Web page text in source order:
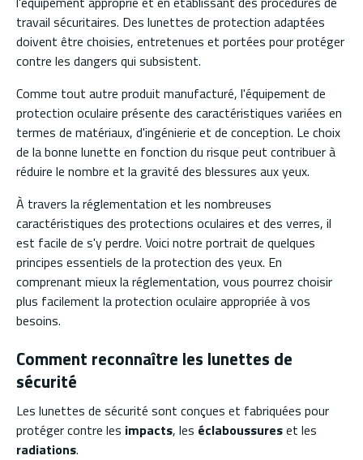
travail sécuritaires. Des lunettes de protection adaptées
doivent être choisies, entretenues et portées pour protéger
contre les dangers qui subsistent.
Comme tout autre produit manufacturé, l'équipement de
protection oculaire présente des caractéristiques variées en
termes de matériaux, d'ingénierie et de conception. Le choix
de la bonne lunette en fonction du risque peut contribuer à
réduire le nombre et la gravité des blessures aux yeux.
À travers la réglementation et les nombreuses
caractéristiques des protections oculaires et des verres, il
est facile de s'y perdre. Voici notre portrait de quelques
principes essentiels de la protection des yeux. En
comprenant mieux la réglementation, vous pourrez choisir
plus facilement la protection oculaire appropriée à vos
besoins.
Comment reconnaître les lunettes de
sécurité
Les lunettes de sécurité sont conçues et fabriquées pour
protéger contre les impacts, les éclaboussureset les
radiations.